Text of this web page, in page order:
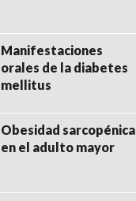
Manifestaciones
orales de la diabetes
mellitus
Obesidad sarcopénica
en el adulto mayor